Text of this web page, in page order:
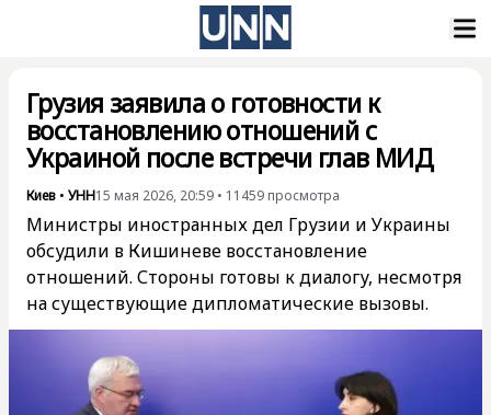
Грузия заявила о готовности к
восстановлению отношений с
Украиной после встречи глав МИД
Киев • УНН15 мая 2026, 20:59 • 11459 просмотра
Министры иностранных дел Грузии и Украины
обсудили в Кишиневе восстановление
отношений. Стороны готовы к диалогу, несмотря
на существующие дипломатические вызовы.